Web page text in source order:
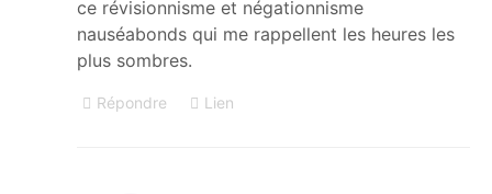
ce révisionnisme et négationnisme
nauséabonds qui me rappellent les heures les
plus sombres.
Répondre Lien